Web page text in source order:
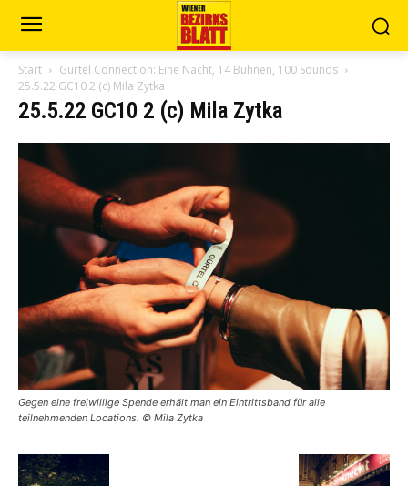
Start
Gürtel Connection: Eine Nacht, 14 Bühnen, 100 Sounds
25.5.22 GC10 2 (c) Mila Zytka
25.5.22 GC10 2 (c) Mila Zytka
Gegen eine freiwillige Spende erhält man ein Eintrittsband für alle
teilnehmenden Locations. © Mila Zytka